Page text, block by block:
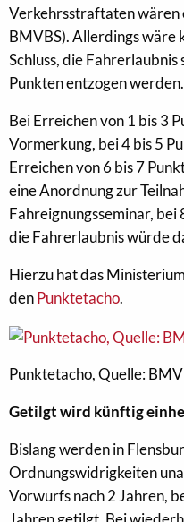
Verkehrsstraftaten wären
BMVBS). Allerdings wäre
Schluss, die
Punkten entzogen werden.
Bei Erreichen von 1 bis 3
Vormerkung, bei 4 bis 5
Erreichen von 6 bis 7
eine Anordnung zur
Fahreignungsseminar, bei
die Fahrerlaubnis würde
Hierzu hat das
denPunktetacho.
Punktetacho, Quelle:
Getilgt wird künftig
Bislang werden in
Ordnungswidrigkeiten
Vorwurfs nach 2 Jahren,